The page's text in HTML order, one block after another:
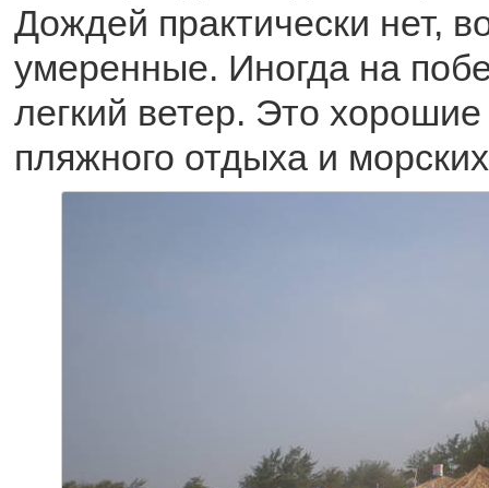
Дождей практически нет,
умеренные. Иногда на
легкий ветер. Это
пляжного отдыха и